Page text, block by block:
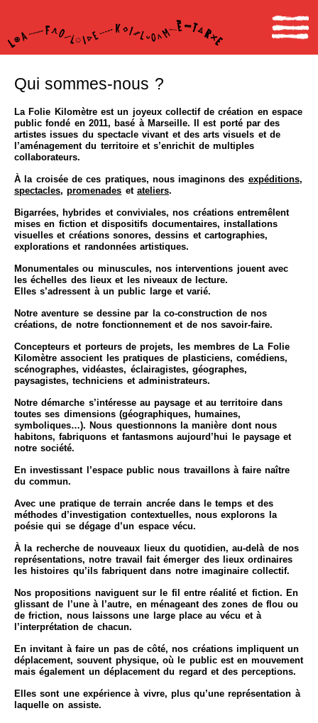
Qui sommes-nous ?
La Folie Kilomètre est un joyeux collectif de création en espace
public fondé en 2011, basé à Marseille. Il est porté par des
artistes issues du spectacle vivant et des arts visuels et de
l’aménagement du territoire et s’enrichit de multiples
collaborateurs.
À la croisée de ces pratiques, nous imaginons des expéditions,
spectacles,promenades et ateliers.
Bigarrées, hybrides et conviviales, nos créations entremêlent
mises en fiction et dispositifs documentaires, installations
visuelles et créations sonores, dessins et cartographies,
explorations et randonnées artistiques.
Monumentales ou minuscules, nos interventions jouent avec
les échelles des lieux et les niveaux de lecture.
Elles s’adressent à un public large et varié.
Notre aventure se dessine par la co-construction de nos
créations, de notre fonctionnement et de nos savoir-faire.
Concepteurs et porteurs de projets, les membres de La Folie
Kilomètre associent les pratiques de plasticiens, comédiens,
scénographes, vidéastes, éclairagistes, géographes,
paysagistes, techniciens et administrateurs.
Notre démarche s’intéresse au paysage et au territoire dans
toutes ses dimensions (géographiques, humaines,
symboliques…). Nous questionnons la manière dont nous
habitons, fabriquons et fantasmons aujourd’hui le paysage et
notre société.
En investissant l’espace public nous travaillons à faire naître
du commun.
Avec une pratique de terrain ancrée dans le temps et des
méthodes d’investigation contextuelles, nous explorons la
poésie qui se dégage d’un espace vécu.
À la recherche de nouveaux lieux du quotidien, au-delà de nos
représentations, notre travail fait émerger des lieux ordinaires
les histoires qu’ils fabriquent dans notre imaginaire collectif.
Nos propositions naviguent sur le fil entre réalité et fiction. En
glissant de l’une à l’autre, en ménageant des zones de flou ou
de friction, nous laissons une large place au vécu et à
l’interprétation de chacun.
En invitant à faire un pas de côté, nos créations impliquent un
déplacement, souvent physique, où le public est en mouvement
mais également un déplacement du regard et des perceptions.
Elles sont une expérience à vivre, plus qu’une représentation à
laquelle on assiste.